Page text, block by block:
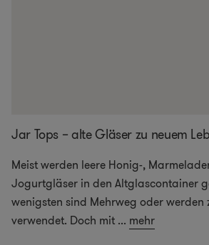
Jar Tops – alte Gläser zu neuem
Meist werden leere Honig-,
Jogurtgläser in den Altglascontainer
wenigsten sind Mehrweg oder
verwendet. Doch mit ... mehr